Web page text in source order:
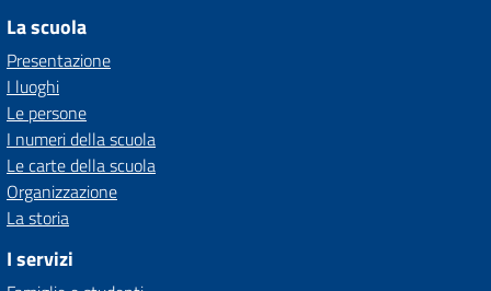
La scuola
Presentazione
I luoghi
Le persone
I numeri della scuola
Le carte della scuola
Organizzazione
La storia
I servizi